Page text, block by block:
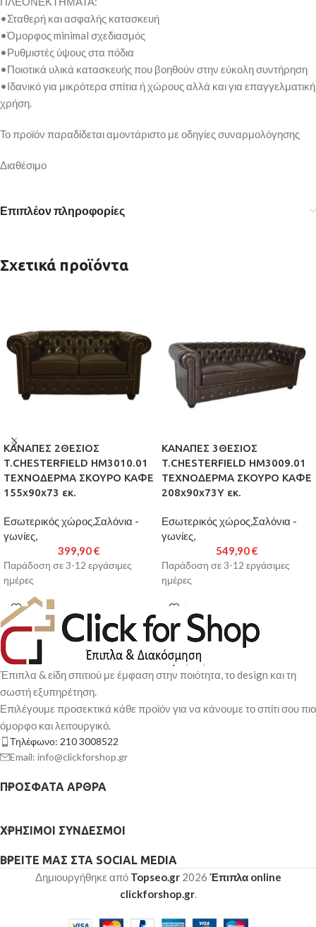
•Σταθερή και ασφαλής κατασκευή
•Όμορφος minimal σχεδιασμός
•Ρυθμιστές ύψους στα πόδια
•Ποιοτικά υλικά κατασκευής που βοηθούν στην εύκολη συντήρηση
•Ιδανικό για μικρότερα σπίτια ή χώρους αλλά και για επαγγελματική
χρήση.
Το προϊόν παραδίδεται αμοντάριστο με οδηγίες συναρμολόγησης
Διαθέσιμο
Επιπλέον πληροφορίες
Σχετικά προϊόντα
ΚΑΝΑΠΕΣ 2ΘΕΣΙΟΣ
T.CHESTERFIELD HM3010.01
ΤΕΧΝΟΔΕΡΜΑ ΣΚΟΥΡΟ ΚΑΦΕ
155x90x73 εκ.
Εσωτερικός χώρος,Σαλόνια -
γωνίες,
399,90€
Παράδοση σε 3-12 εργάσιμες
ημέρες
ΚΑΝΑΠΕΣ 3ΘΕΣΙΟΣ
T.CHESTERFIELD HM3009.01
ΤΕΧΝΟΔΕΡΜΑ ΣΚΟΥΡΟ ΚΑΦΕ
208x90x73Υ εκ.
Εσωτερικός χώρος,Σαλόνια -
γωνίες,
549,90€
Παράδοση σε 3-12 εργάσιμες
ημέρες
Έπιπλα & είδη σπιτιού με έμφαση στην ποιότητα, το design και τη
σωστή εξυπηρέτηση.
Επιλέγουμε προσεκτικά κάθε προϊόν για να κάνουμε το σπίτι σου πιο
όμορφο και λειτουργικό.
Τηλέφωνο: 210 3008522
Email: info@clickforshop.gr
ΠΡΌΣΦΑΤΑ ΆΡΘΡΑ
ΧΡΉΣΙΜΟΙ ΣΎΝΔΕΣΜΟΙ
ΒΡΕΊΤΕ ΜΑΣ ΣΤΑ SOCIAL MEDIA
Δημιουργήθηκε από Topseo.gr2026 Έπιπλα online
clickforshop.gr.